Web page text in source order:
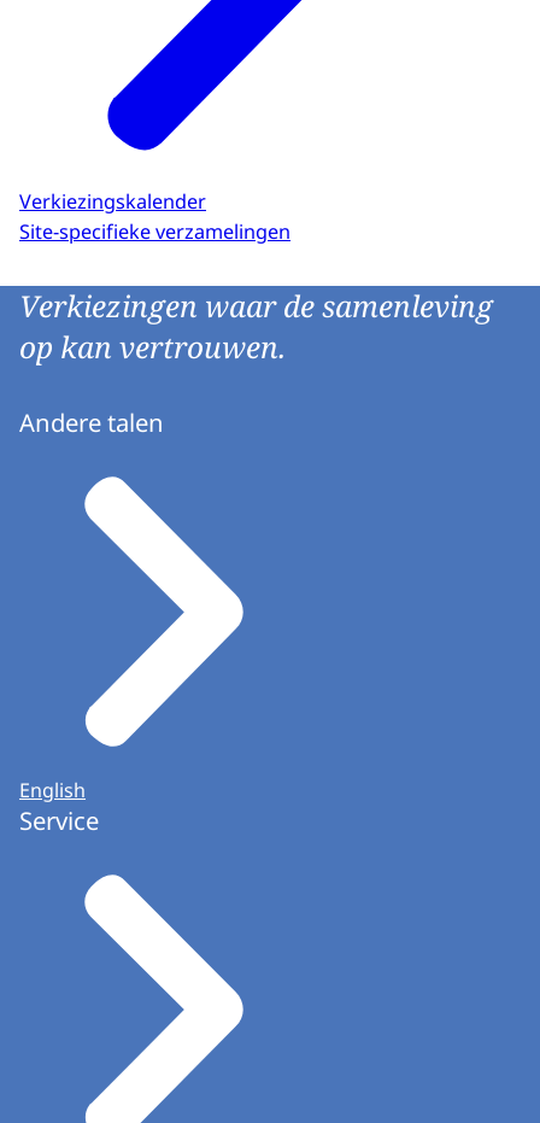
Verkiezingskalender
Site-specifieke verzamelingen
Verkiezingen waar de samenleving
op kan vertrouwen.
Andere talen
English
Service